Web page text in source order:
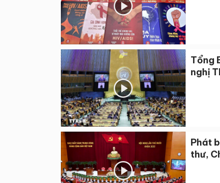
Tổng
nghị
Phát
thư,